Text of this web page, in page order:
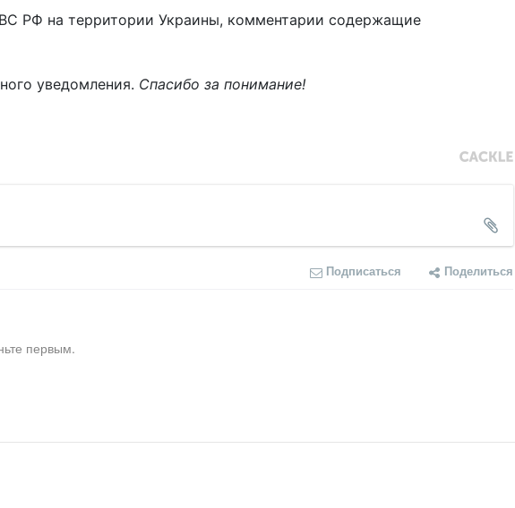
РФ на территории Украины, комментарии содержащие
уведомления. Спасибо за понимание!
Подписаться Поделиться
первым.